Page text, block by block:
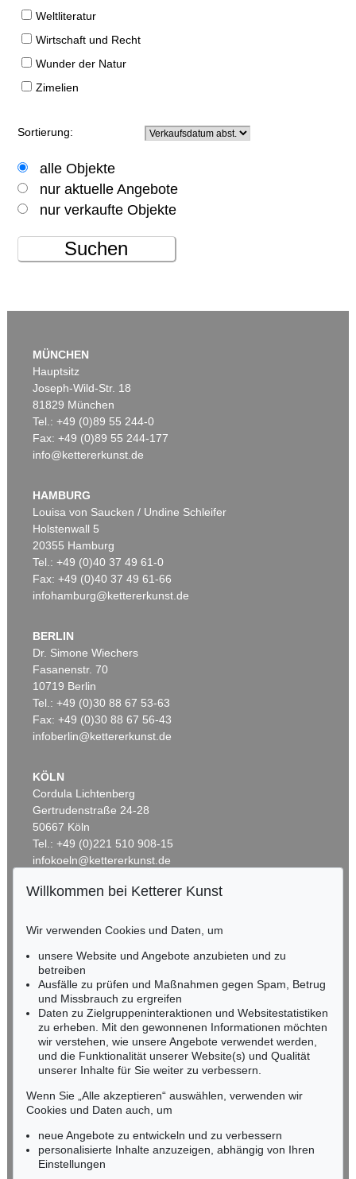
Weltliteratur
Wirtschaft und Recht
Wunder der Natur
Zimelien
Sortierung:
alle Objekte
nur aktuelle Angebote
nur verkaufte Objekte
Suchen
MÜNCHEN
Hauptsitz
Joseph-Wild-Str. 18
81829 München
Tel.: +49 (0)89 55 244-0
Fax: +49 (0)89 55 244-177
info@kettererkunst.de
HAMBURG
Louisa von Saucken / Undine Schleifer
Holstenwall 5
20355 Hamburg
Tel.: +49 (0)40 37 49 61-0
Fax: +49 (0)40 37 49 61-66
infohamburg@kettererkunst.de
BERLIN
Dr. Simone Wiechers
Fasanenstr. 70
10719 Berlin
Tel.: +49 (0)30 88 67 53-63
Fax: +49 (0)30 88 67 56-43
infoberlin@kettererkunst.de
KÖLN
Cordula Lichtenberg
Gertrudenstraße 24-28
50667 Köln
Tel.: +49 (0)221 510 908-15
infokoeln@kettererkunst.de
RHEINLAND-PFALZ
Miriam Heß
Tel.: +49 (0)62 21 58 80-038
Fax: +49 (0)62 21 58 80-595
infoheidelberg@kettererkunst.de
NORDDEUTSCHLAND
Nico Kassel, M.A.
Tel.: +49 (0)89 55244-164
Mobil: +49 (0)171 8618661
n.kassel@kettererkunst.de
Keine Auktion mehr verpassen!
Willkommen bei Ketterer Kunst
Wir verwenden Cookies und Daten, um
unsere Website und Angebote anzubieten und zu
betreiben
Ausfälle zu prüfen und Maßnahmen gegen Spam, Betrug
und Missbrauch zu ergreifen
Daten zu Zielgruppeninteraktionen und Websitestatistiken
zu erheben. Mit den gewonnenen Informationen möchten
wir verstehen, wie unsere Angebote verwendet werden,
und die Funktionalität unserer Website(s) und Qualität
unserer Inhalte für Sie weiter zu verbessern.
Wenn Sie „Alle akzeptieren“ auswählen, verwenden wir
Cookies und Daten auch, um
neue Angebote zu entwickeln und zu verbessern
personalisierte Inhalte anzuzeigen, abhängig von Ihren
Einstellungen